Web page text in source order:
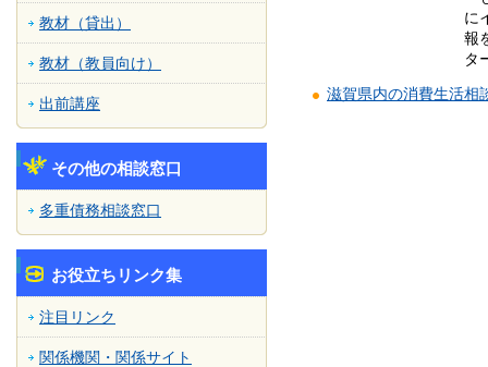
教材（貸出）
教材（教員向け）
出前講座
その他の相談窓口
多重債務相談窓口
お役立ちリンク集
注目リンク
関係機関・関係サイト
に
報
タ
滋賀県内の消費生活相